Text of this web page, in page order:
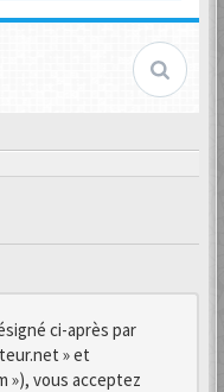
ci-après par
» et
vous acceptez